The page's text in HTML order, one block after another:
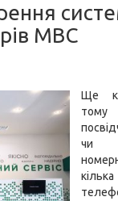
МВС
Ще
тому
чи